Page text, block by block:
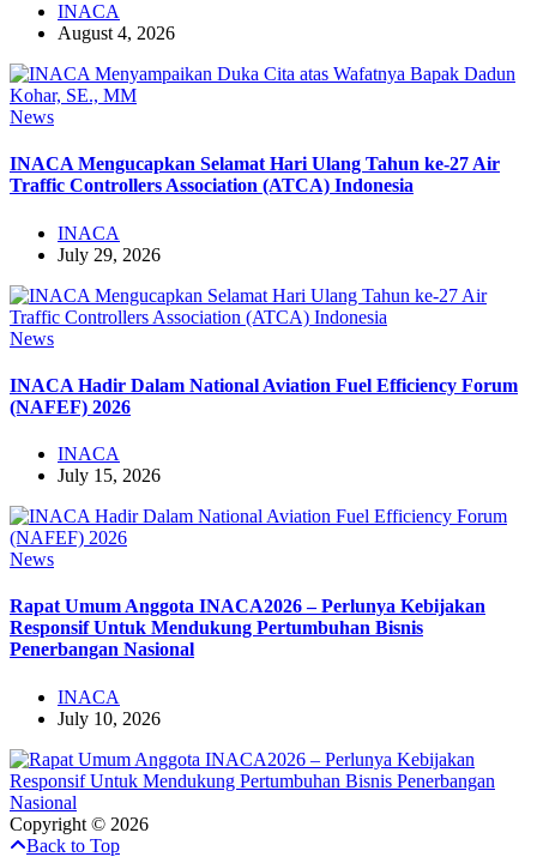
INACA
August 4, 2026
News
INACA Mengucapkan Selamat Hari Ulang Tahun ke-27 Air
Traffic Controllers Association (ATCA) Indonesia
INACA
July 29, 2026
News
INACA Hadir Dalam National Aviation Fuel Efficiency Forum
(NAFEF) 2026
INACA
July 15, 2026
News
Rapat Umum Anggota INACA2026 – Perlunya Kebijakan
Responsif Untuk Mendukung Pertumbuhan Bisnis
Penerbangan Nasional
INACA
July 10, 2026
Copyright © 2026
Back to Top